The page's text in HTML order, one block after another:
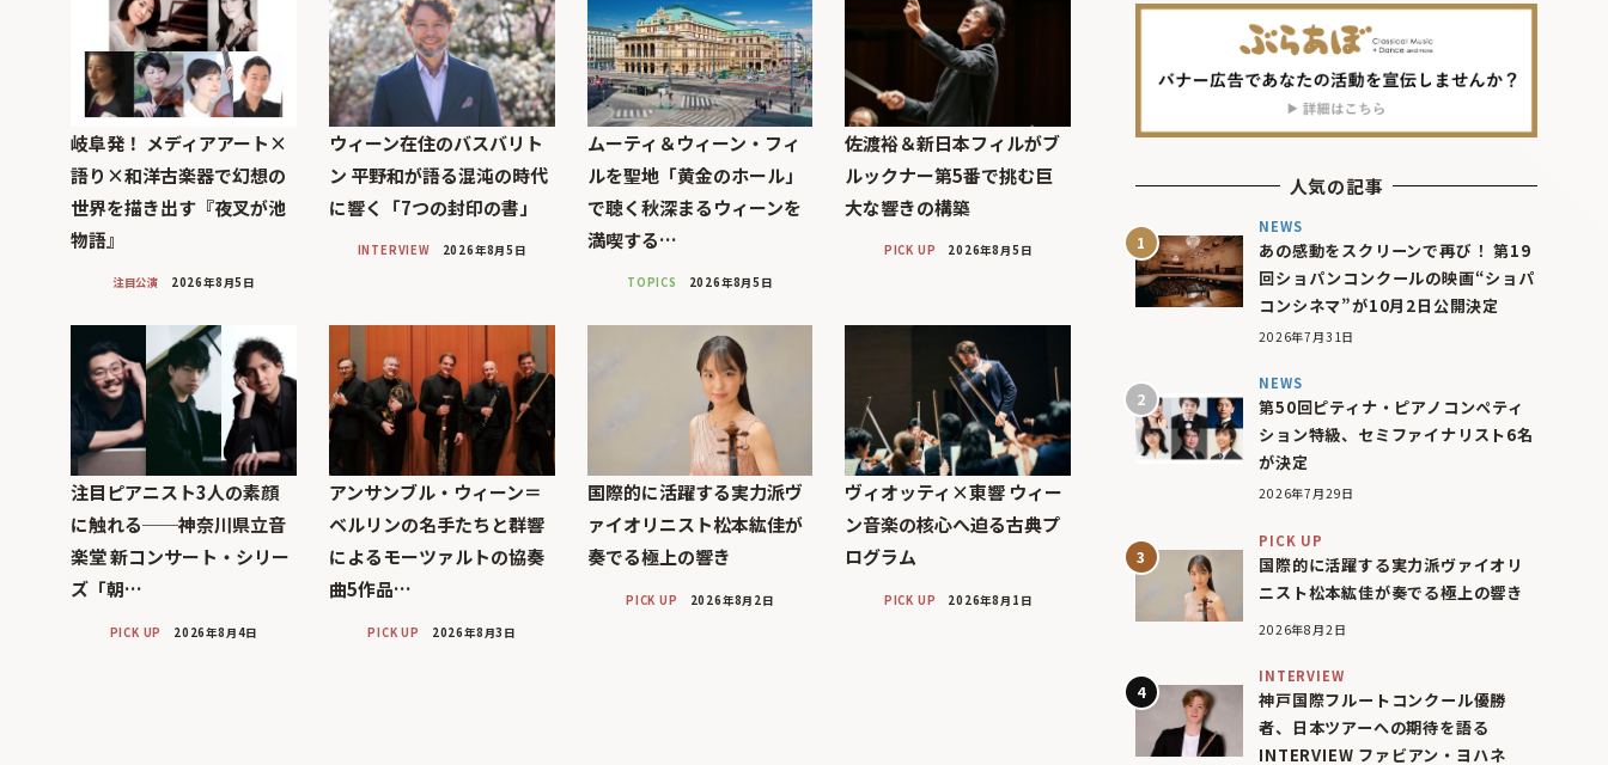
岐阜発！ メディアアート×
語り×和洋古楽器で幻想の
世界を描き出す『夜叉が池
物語』
注目公演 2026年8月5日
ウィーン在住のバスバリト
ン 平野和が語る混沌の時代
に響く「7つの封印の書」
INTERVIEW 2026年8月5日
ムーティ＆ウィーン・フィ
ルを聖地「黄金のホール」
で聴く秋深まるウィーンを
満喫する…
TOPICS 2026年8月5日
佐渡裕＆新日本フィルがブ
ルックナー第5番で挑む巨
大な響きの構築
PICK UP 2026年8月5日
注目ピアニスト3人の素顔
に触れる──神奈川県立音
楽堂 新コンサート・シリー
ズ「朝…
PICK UP 2026年8月4日
アンサンブル・ウィーン＝
ベルリンの名手たちと群響
によるモーツァルトの協奏
曲5作品…
PICK UP 2026年8月3日
国際的に活躍する実力派ヴ
ァイオリニスト松本紘佳が
奏でる極上の響き
PICK UP 2026年8月2日
ヴィオッティ×東響 ウィー
ン音楽の核心へ迫る古典プ
ログラム
PICK UP 2026年8月1日
人気の記事
NEWS
あの感動をスクリーンで再び！ 第19
回ショパンコンクールの映画“ショパ
コンシネマ”が10月2日公開決定
2026年7月31日
NEWS
第50回ピティナ・ピアノコンペティ
ション特級、セミファイナリスト6名
が決定
2026年7月29日
PICK UP
国際的に活躍する実力派ヴァイオリ
ニスト松本紘佳が奏でる極上の響き
2026年8月2日
INTERVIEW
神戸国際フルートコンクール優勝
者、日本ツアーへの期待を語る
INTERVIEW ファビアン・ヨハネ